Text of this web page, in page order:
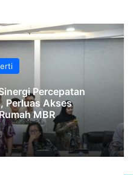
Percepatan
Perluas Akses
MBR